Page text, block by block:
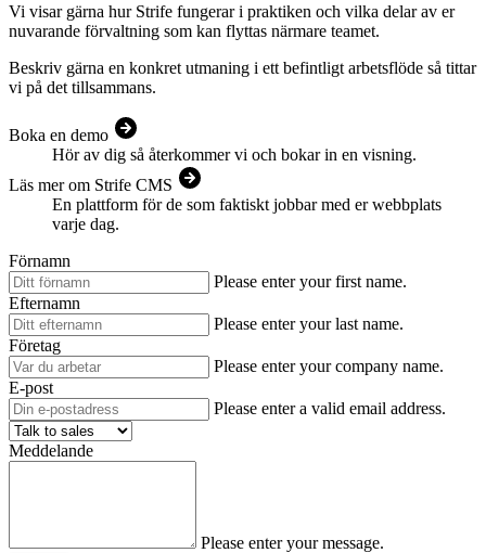
Vi visar gärna hur Strife fungerar i praktiken och vilka delar av er
nuvarande förvaltning som kan flyttas närmare teamet.
Beskriv gärna en konkret utmaning i ett befintligt arbetsflöde så tittar
vi på det tillsammans.
Boka en demo
Hör av dig så återkommer vi och bokar in en visning.
Läs mer om Strife CMS
En plattform för de som faktiskt jobbar med er webbplats
varje dag.
Förnamn
Please enter your first name.
Efternamn
Please enter your last name.
Företag
Please enter your company name.
E-post
Please enter a valid email address.
Meddelande
Please enter your message.